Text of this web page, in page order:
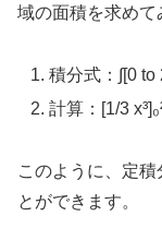
域の面積を求めて
積分式：∫[0 to
計算：[1/3
このように、定
とができます。